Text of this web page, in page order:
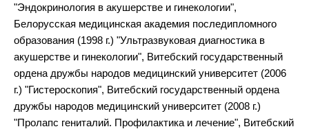
"Эндокринология в акушерстве и гинекологии",
Белорусская медицинская академия последипломного
образования (1998 г.) "Ультразвуковая диагностика в
акушерстве и гинекологии", Витебский государственный
ордена дружбы народов медицинский университет (2006
г.) "Гистероскопия", Витебский государственный ордена
дружбы народов медицинский университет (2008 г.)
"Пролапс гениталий. Профилактика и лечение", Витебский